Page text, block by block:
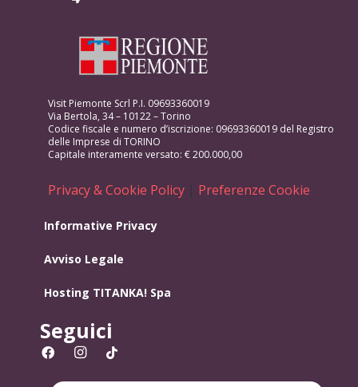
Visit Piemonte Scrl P.I. 09693360019
Via Bertola, 34 – 10122 – Torino
Codice fiscale e numero d’iscrizione: 09693360019 del Registro
delle Imprese di TORINO
Capitale interamente versato: € 200.000,00
Privacy & Cookie Policy | Preferenze Cookie
Informative Privacy
Avviso Legale
Hosting TITANKA! Spa
Seguici